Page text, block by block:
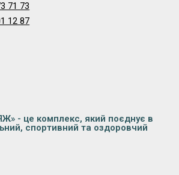
71 73
12 87
- це комплекс, який поєднує в
спортивний та оздоровчий